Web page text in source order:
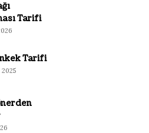
Tarifi
Tarifi
2025